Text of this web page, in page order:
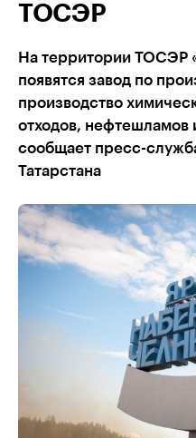
ТОСЭР
На территории ТОСЭР
появятся завод по
производство
отходов, нефтешламов
сообщает пресс-
Татарстана